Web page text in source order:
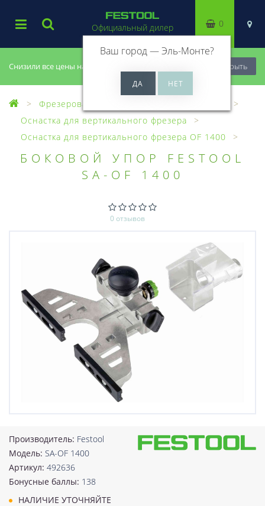
Снизили все цены на 20%, успей купить! Закрыть
Официальный дилер
Ваш город —Эль-Монте?
0
Фрезерование
Оснастка для вертикального фрезера
Оснастка для вертикального фрезера OF 1400
БОКОВОЙ УПОР FESTOOL
SA-OF 1400
0 отзывов
Производитель: Festool
Модель: SA-OF 1400
Артикул: 492636
Бонусные баллы: 138
НАЛИЧИЕ УТОЧНЯЙТЕ